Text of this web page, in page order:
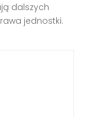
dalszych
jednostki.